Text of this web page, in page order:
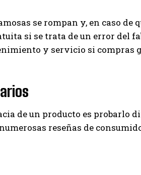
se rompan y, en caso de
si se trata de un error del
y servicio si compras
de un producto es probarlo
reseñas de